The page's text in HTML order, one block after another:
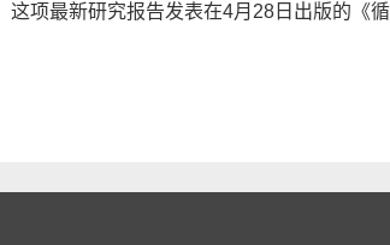
项最新研究报告发表在4月28日出版的《循